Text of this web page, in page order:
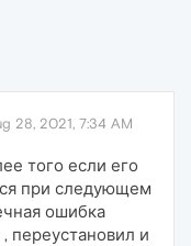
28, 2021, 7:34 AM
того если его
при следующем
ошибка
переустановил и